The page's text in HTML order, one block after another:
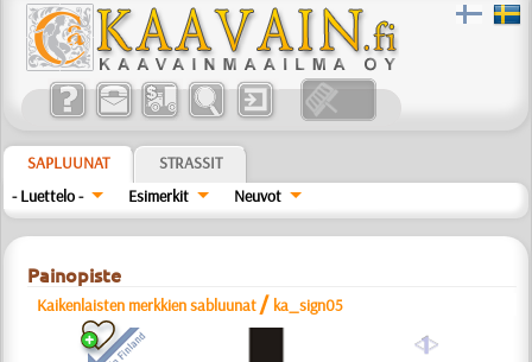
SAPLUUNAT
STRASSIT
- Luettelo -
Esimerkit Neuvot
Painopiste
Kaikenlaisten merkkien sabluunat / ka_sign05
a